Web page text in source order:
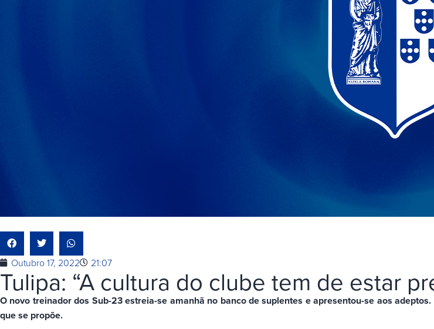
Outubro 17, 2022 21:07
Tulipa: “A cultura do clube tem de estar
O novo treinador dos Sub-23 estreia-se amanhã no banco de suplentes e apresentou-se aos
que se propõe.